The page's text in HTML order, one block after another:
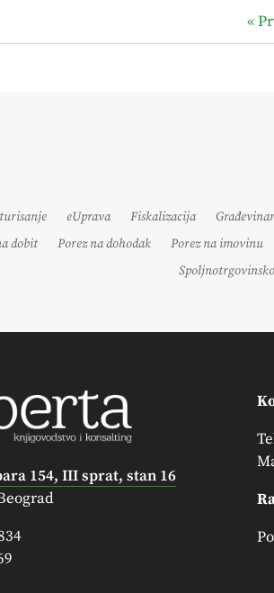
«
eUprava Fiskalizacija
dobit
Porez na dohodak Porez na imovinu
154, III sprat, stan 16